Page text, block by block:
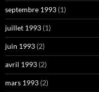
septembre 1993 (1)
juillet 1993 (1)
juin 1993 (2)
avril 1993 (2)
mars 1993 (2)